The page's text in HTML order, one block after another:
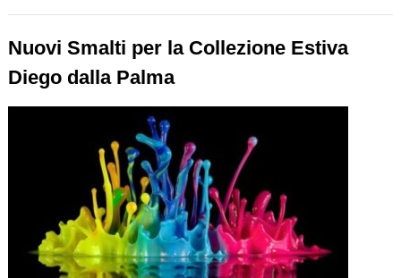
Nuovi Smalti per la Collezione Estiva
Diego dalla Palma